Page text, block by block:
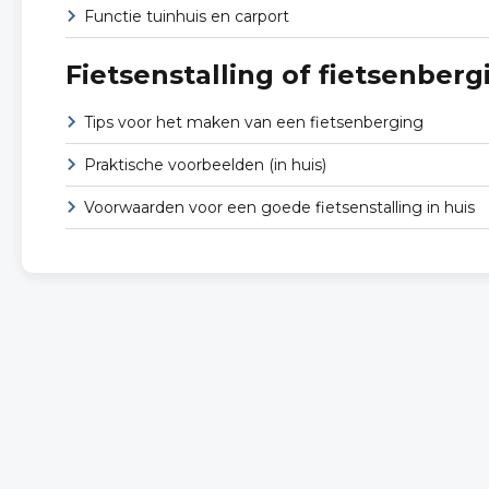
Functie tuinhuis en carport
Fietsenstalling of
Tips voor het maken van een fietsenberging
Praktische voorbeelden (in huis)
Voorwaarden voor een goede fietsenstalling in huis